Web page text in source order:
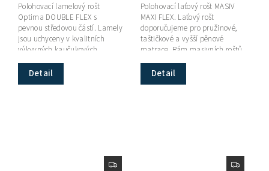
Detail
Polohovací lamelový rošt
Optima DOUBLE FLEX s
pevnou středovou částí. Lamely
jsou uchyceny v kvalitních
výkyvných kaučukových
pouzdrech. Dostupnost: 2–3
týdny.
Detail
Polohovací laťový rošt MASIV
MAXI FLEX. Laťový rošt
doporučujeme pro pružinové,
taštičkové a vyšší pěnové
matrace. Rám masivních roštů
je z vrstveného dřeva, latě
jsou...